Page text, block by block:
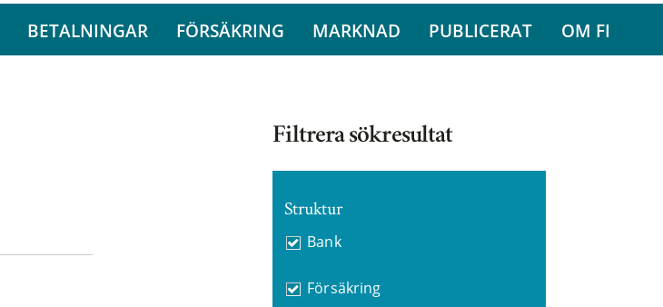
BETALNINGAR FÖRSÄKRING MARKNAD PUBLICERAT OM FI
Filtrera sökresultat
Struktur
Bank
Försäkring